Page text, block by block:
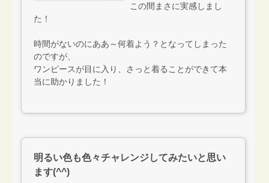
この間まさに実感しまし
た！
時間がないのにああ～何着よう？となってしまった
のですが、
ワンピースが目に入り、さっと着ることができて本
当に助かりました！
明るい色も色々チャレンジしてみたいと思い
ます(^^)